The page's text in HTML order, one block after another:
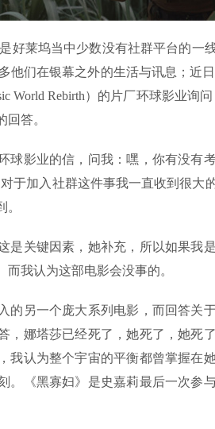
）是好莱坞当中少数没有社群平台的
他们在银幕之外的生活与讯息；近
World Rebirth）的片厂环球影业询
答。
球影业的信，问我：嘿，你有没有
于加入社群这件事我一直收到很大
是关键因素，她补充，所以如果我
我认为这部电影会没事的。
的另一个庞大系列电影，而回答关
，娜塔莎已经死了，她死了，她死
我认为整个宇宙的平衡都曾掌握在
。《黑寡妇》是史嘉莉最后一次参